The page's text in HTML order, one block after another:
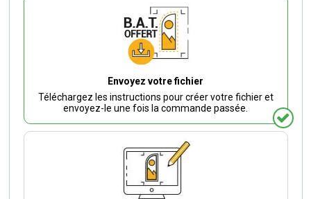
Envoyez votre fichier
Téléchargez les instructions pour créer votre fichier et
envoyez-le une fois la commande passée.